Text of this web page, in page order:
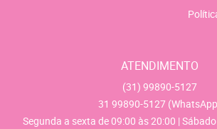
ATENDIMENTO
(31) 99890-5127
31 99890-5127
Segunda a sexta de 09:00 às 20:00 |